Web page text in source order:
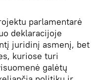
parlamentarė
deklaracijoje
juridinį asmenį, bet
kuriose turi
galėtų